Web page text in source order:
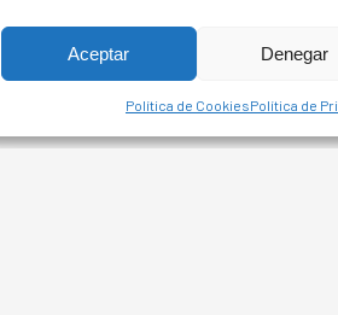
Aceptar Denegar
Política de CookiesPolítica de